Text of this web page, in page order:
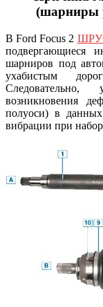
(шарниры
В Ford Focus 2
подвергающиеся
шарниров под
ухабистым
Следовательно,
возникновения
полуоси) в
вибрации при